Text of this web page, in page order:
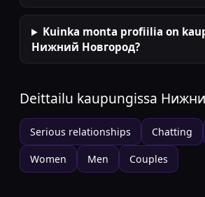
Kuinka monta profiilia on
Нижний Новгород?
Deittailu kaupungissa
Serious relationships Chatting
Women Men Couples